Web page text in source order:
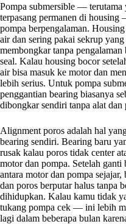
Pompa submersible — terutama
terpasang permanen di
pompa berpengalaman.
air dan sering pakai sekrup
membongkar tanpa pengalaman
seal. Kalau housing bocor
air bisa masuk ke motor dan
lebih serius. Untuk pompa
penggantian bearing biasanya
dibongkar sendiri tanpa alat dan
Alignment poros adalah hal
bearing sendiri. Bearing baru
rusak kalau poros tidak center
motor dan pompa. Setelah
antara motor dan pompa
dan poros berputar halus tanpa
dihidupkan. Kalau kamu tidak
tukang pompa cek — ini lebih
lagi dalam beberapa bulan